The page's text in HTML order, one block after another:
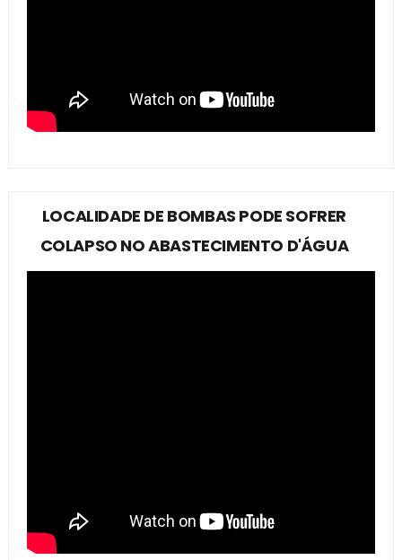
LOCALIDADE DE BOMBAS PODE SOFRER
COLAPSO NO ABASTECIMENTO D'ÁGUA